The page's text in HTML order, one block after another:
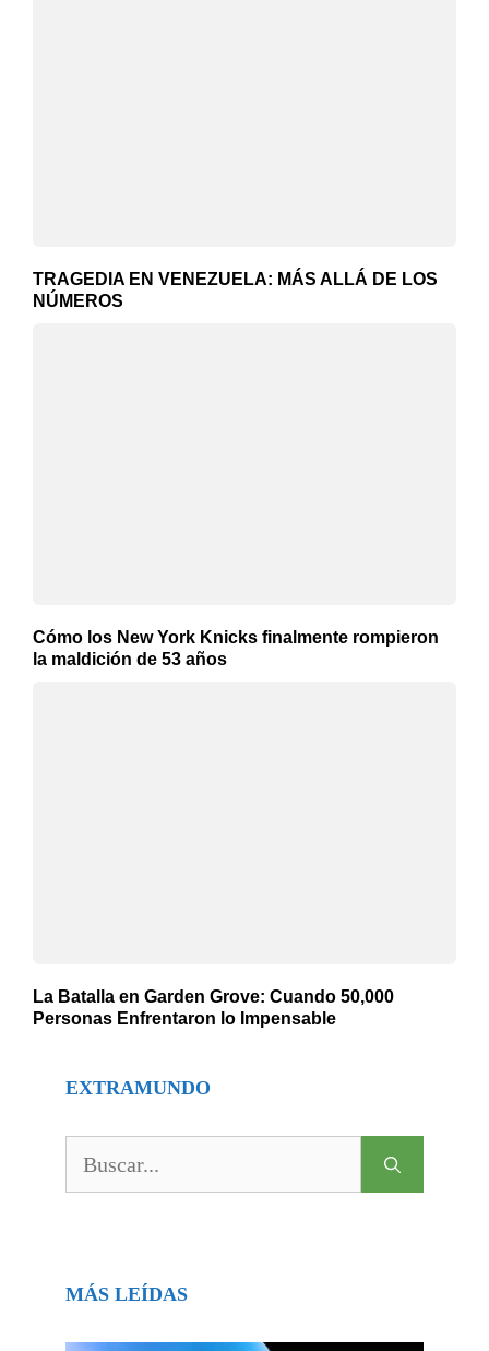
TRAGEDIA EN VENEZUELA: MÁS ALLÁ DE LOS
NÚMEROS
Cómo los New York Knicks finalmente rompieron
la maldición de 53 años
La Batalla en Garden Grove: Cuando 50,000
Personas Enfrentaron lo Impensable
EXTRAMUNDO
MÁS LEÍDAS